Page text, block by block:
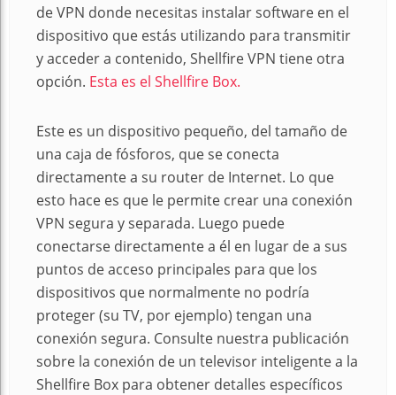
de VPN donde necesitas instalar software en el
dispositivo que estás utilizando para transmitir
y acceder a contenido, Shellfire VPN tiene otra
opción. Esta es el Shellfire Box.
Este es un dispositivo pequeño, del tamaño de
una caja de fósforos, que se conecta
directamente a su router de Internet. Lo que
esto hace es que le permite crear una conexión
VPN segura y separada. Luego puede
conectarse directamente a él en lugar de a sus
puntos de acceso principales para que los
dispositivos que normalmente no podría
proteger (su TV, por ejemplo) tengan una
conexión segura. Consulte nuestra publicación
sobre la conexión de un televisor inteligente a la
Shellfire Box para obtener detalles específicos